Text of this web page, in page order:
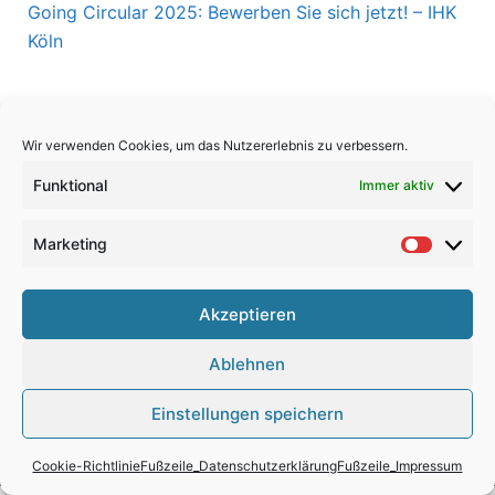
Wir verwenden Cookies, um das Nutzererlebnis zu verbessern.
Funktional Immer aktiv
Marketing
Akzeptieren
Ablehnen
Einstellungen speichern
Cookie-RichtlinieFußzeile_DatenschutzerklärungFußzeile_Impressum
Going Circular 2025: Bewerben Sie sich jetzt! – IHK
Köln
Datenschutz